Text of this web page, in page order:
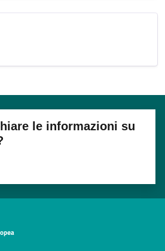
le informazioni su